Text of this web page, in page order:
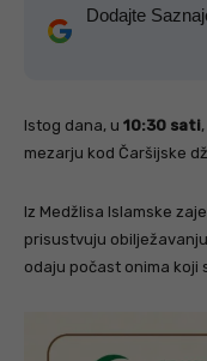
Dodajte
Istog dana, u 10:30 sati
mezarju kod Čaršijske
Iz Medžlisa Islamske
prisustvuju
odaju počast onima koji